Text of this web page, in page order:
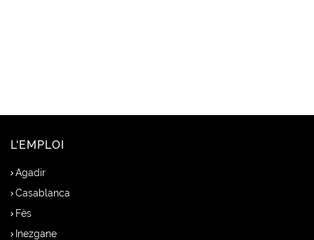
L'EMPLOI
Agadir
Casablanca
Fès
Inezgane